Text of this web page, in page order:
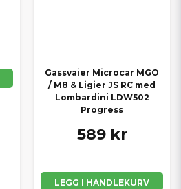
Gassvaier Microcar MGO
/ M8 & Ligier JS RC med
Lombardini LDW502
Progress
589 kr
LEGG I HANDLEKURV